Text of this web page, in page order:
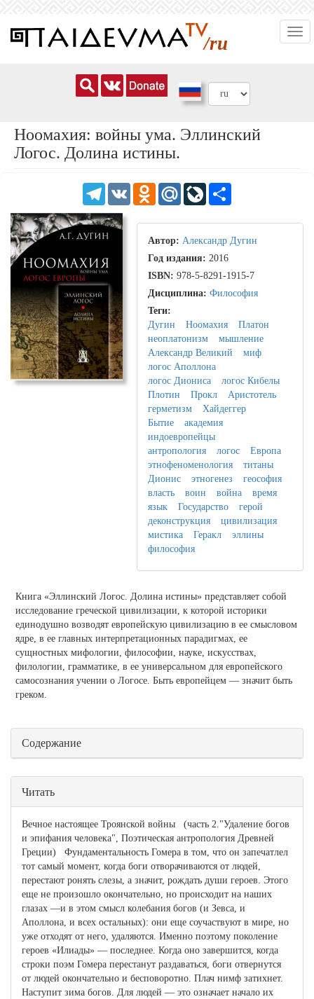
основному
/ru
Ноомахия: войны ума. Эллинский
Логос. Долина истины.
TelegramVK Odnoklassniki
Mail.Ru LiveJournal
Автор: Александр Дугин
Год издания: 2016
ISBN: 978-5-8291-1915-7
Дисциплина: Философия
Теги:
Дугин
Ноомахия
Платон
неоплатонизм
мышление
Александр Великий
миф
логос Аполлона
логос Диониса
логос Кибелы
Плотин
Прокл
Аристотель
герметизм
Хайдеггер
Бытие
академия
индоевропейцы
антропология
логос
Европа
этнофеноменология
титаны
Дионис
этногенез
геософия
власть
воин война
время
язык
Государство
герой
деконструкция
цивилизация
мистика
Геракл
эллины
философия
Книга «Эллинский Логос. Долина истины» представляет собой
исследование греческой цивилизации, к которой историки
единодушно возводят европейскую цивилизацию в ее смысловом
ядре, в ее главных интерпретационных парадигмах, ее
сущностных мифологии, философии, науке, искусствах,
филологии, грамматике, в ее универсальном для европейского
самосознания учении о Логосе. Быть европейцем — значит быть
греком.
Скрыть
Содержание
Читать
Вечное настоящее Троянской войны (часть 2."Удаление богов
и эпифания человека", Поэтическая антропология Древней
Греции) Фундаментальность Гомера в том, что он запечатлел
тот самый момент, когда боги отворачиваются от людей,
перестают ронять слезы, а значит, рождать души героев. Этого
еще не произошло окончательно, но происходит на наших
глазах —и в этом смысл ко­лебания богов (и Зевса, и
Аполлона, и всех остальных): они еще соу­частвуют в мире, но
уже отходят от него, удаляются. Именно поэто­му поколение
героев «Илиады» — последнее. Когда оно завершится, когда
строки поэм Гомера перестанут раздаваться, боги отвернутся
от людей окончательно и бесповоротно. Плач нимф затихнет.
Насту­пит зима богов. Для людей — это означает начало их